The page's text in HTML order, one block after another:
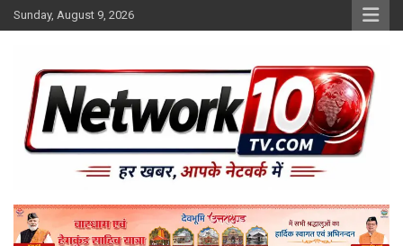
Skip
to
Sunday, August 9, 2026
Network10tv